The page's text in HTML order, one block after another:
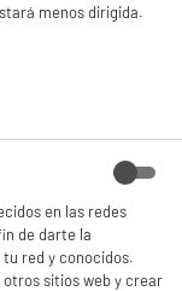
FRANCE
menos dirigida.
en las redes
de darte la
red y conocidos.
sitios web y crear